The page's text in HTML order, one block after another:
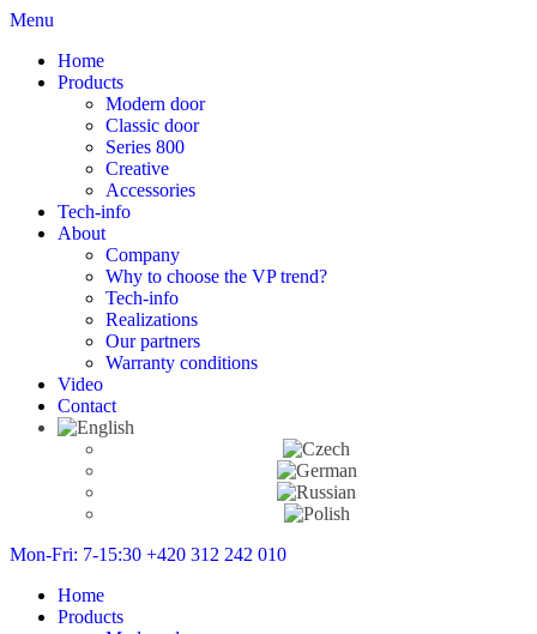
Menu
Home
Products
Modern door
Classic door
Series 800
Creative
Accessories
Tech-info
About
Company
Why to choose the VP trend?
Tech-info
Realizations
Our partners
Warranty conditions
Video
Contact
Mon-Fri: 7-15:30 +420 312 242 010
Home
Products